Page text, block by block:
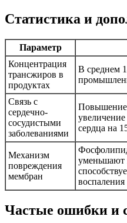
Статистика и
Параметр
Концентрация
трансжиров в
продуктах
В среднем
Связь с
сердечно-
сосудистыми
заболеваниями
сердца на
Механизм
повреждения
мембран
уменьшают
воспаления
Частые ошибки и